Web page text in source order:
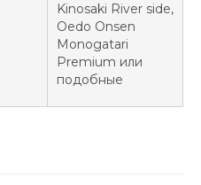
Kinosaki River side,
Oedo Onsen
Monogatari
Premium или
подобные